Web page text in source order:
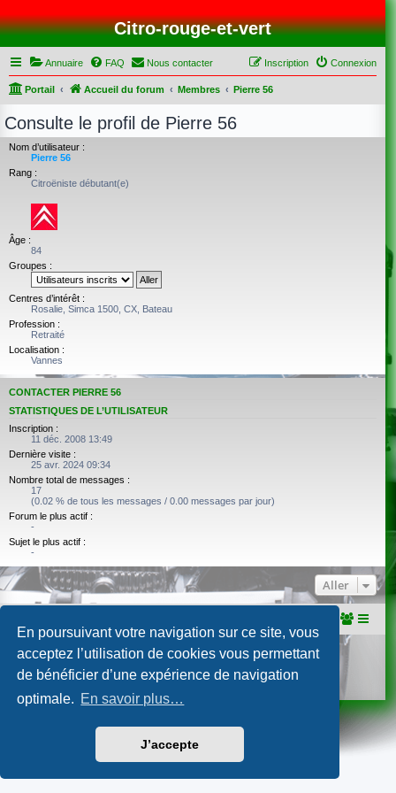
En poursuivant votre navigation sur ce site, vous
acceptez l’utilisation de cookies vous permettant
de bénéficier d’une expérience de navigation
optimale. En savoir plus…
J’accepte
Citro-rouge-et-vert
Annuaire FAQ Nous contacter Connexion
Inscription
Portail Accueil du forum Membres Pierre 56
Consulte le profil de Pierre 56
Nom d’utilisateur :
Pierre 56
Rang :
Citroëniste débutant(e)
Âge :
84
Groupes :
Centres d’intérêt :
Rosalie, Simca 1500, CX, Bateau
Profession :
Retraité
Localisation :
Vannes
CONTACTER PIERRE 56
STATISTIQUES DE L’UTILISATEUR
Inscription :
11 déc. 2008 13:49
Dernière visite :
25 avr. 2024 09:34
Nombre total de messages :
17
(0.02 % de tous les messages / 0.00 messages par jour)
Forum le plus actif :
-
Sujet le plus actif :
-
Aller
Développé parphpBB ® Forum Software © phpBB Limited
Traduction française officielle
Confidentialité | Conditions